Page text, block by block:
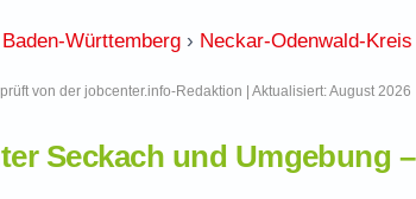
Baden-Württemberg › Neckar-Odenwald-Kreis
von der jobcenter.info-Redaktion | Aktualisiert: August 2026
Seckach und Umgebung